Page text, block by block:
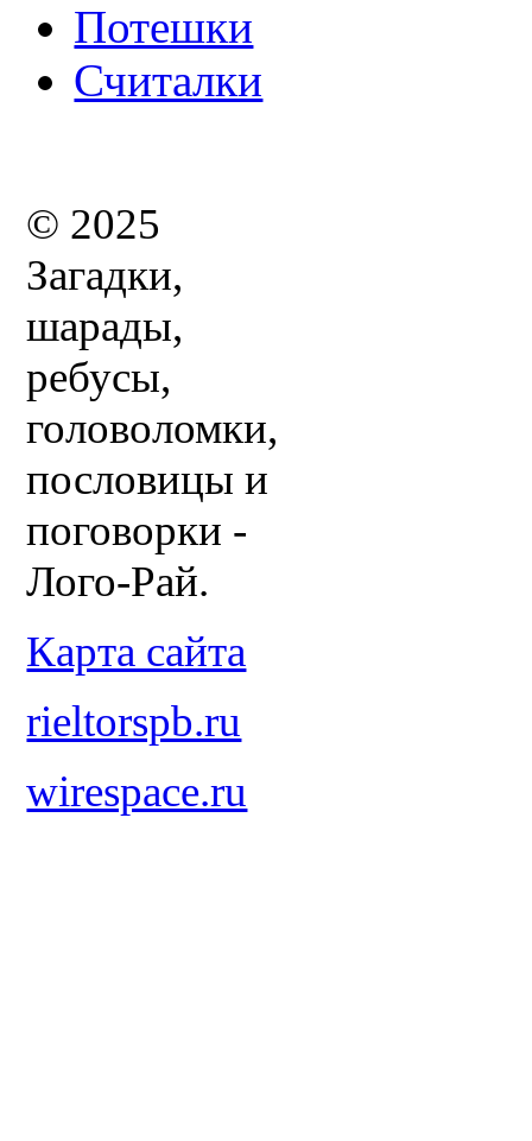
Потешки
Считалки
© 2025
Загадки,
шарады,
ребусы,
головоломки,
пословицы и
поговорки -
Лого-Рай.
Карта сайта
rieltorspb.ru
wirespace.ru